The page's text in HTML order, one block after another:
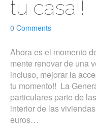
tu casa!!
0 Comments
Ahora es el momento
mente renovar de una
incluso, mejorar la
tu momento!! La
particulares parte de
interior de las
euros…